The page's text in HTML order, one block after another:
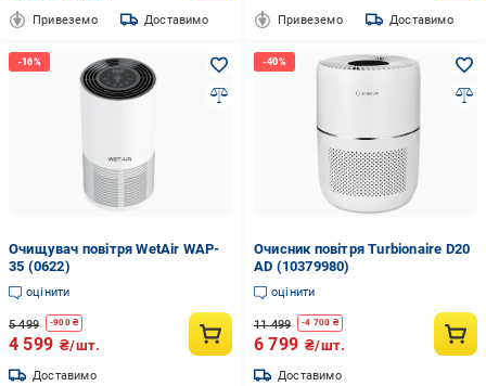
Привеземо Доставимо Привеземо Доставимо
Очищувач повітря WetAir WAP-
35 (0622)
оцінити
5 499 -900₴
4 599 ₴/шт.
Доставимо
Очисник повітря Turbionaire D20
AD (10379980)
оцінити
11 499 -4 700 ₴
6 799 ₴/шт.
Доставимо